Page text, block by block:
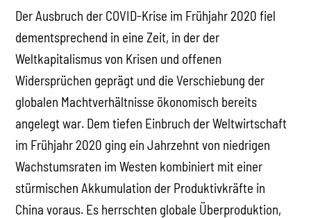
Der Ausbruch der COVID-Krise im Frühjahr 2020 fiel
dementsprechend in eine Zeit, in der der
Weltkapitalismus von Krisen und offenen
Widersprüchen geprägt und die Verschiebung der
globalen Machtverhältnisse ökonomisch bereits
angelegt war. Dem tiefen Einbruch der Weltwirtschaft
im Frühjahr 2020 ging ein Jahrzehnt von niedrigen
Wachstumsraten im Westen kombiniert mit einer
stürmischen Akkumulation der Produktivkräfte in
China voraus. Es herrschten globale Überproduktion,